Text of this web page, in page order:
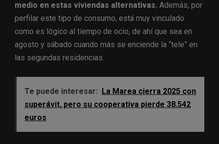
medio en estas viviendas alternativas. Además, por
perfilar este tipo de consumo, está muy vinculado
como es lógico al tiempo de ocio, de ahí que sea en
agosto y sábado cuando más se enciende la “tele” en
las segundas residencias.
Te puede interesar:
La Marea cierra 2025 con
superávit, pero su cooperativa pierde 38.542
euros